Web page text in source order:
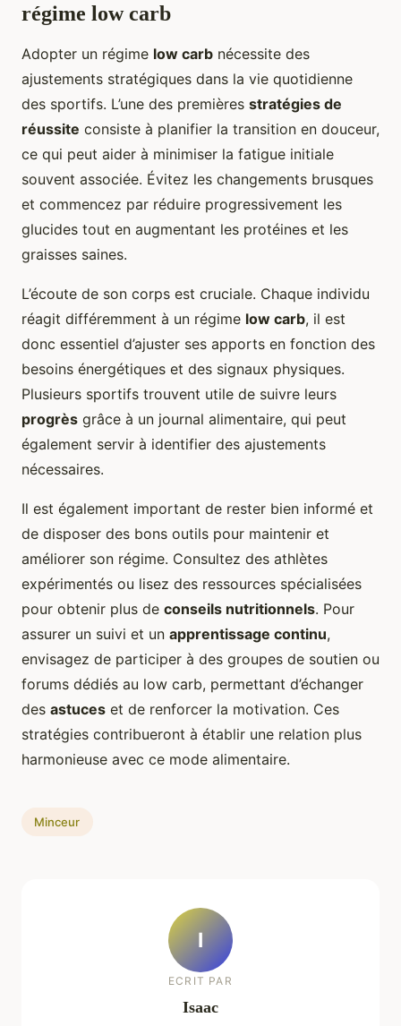
régime low carb
Adopter un régime low carb nécessite des
ajustements stratégiques dans la vie quotidienne
des sportifs. L’une des premières stratégies de
réussite consiste à planifier la transition en douceur,
ce qui peut aider à minimiser la fatigue initiale
souvent associée. Évitez les changements brusques
et commencez par réduire progressivement les
glucides tout en augmentant les protéines et les
graisses saines.
L’écoute de son corps est cruciale. Chaque individu
réagit différemment à un régime low carb, il est
donc essentiel d’ajuster ses apports en fonction des
besoins énergétiques et des signaux physiques.
Plusieurs sportifs trouvent utile de suivre leurs
progrès grâce à un journal alimentaire, qui peut
également servir à identifier des ajustements
nécessaires.
Il est également important de rester bien informé et
de disposer des bons outils pour maintenir et
améliorer son régime. Consultez des athlètes
expérimentés ou lisez des ressources spécialisées
pour obtenir plus de conseils nutritionnels. Pour
assurer un suivi et un apprentissage continu,
envisagez de participer à des groupes de soutien ou
forums dédiés au low carb, permettant d’échanger
des astuces et de renforcer la motivation. Ces
stratégies contribueront à établir une relation plus
harmonieuse avec ce mode alimentaire.
Minceur
I
ECRIT PAR
Isaac